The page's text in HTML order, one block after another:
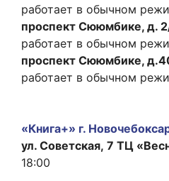
работает в обычном
проспект Сююмбике, д.
работает в обычном
проспект Сююмбике,
работает в обычном
«Книга+» г.
ул. Советская, 7 ТЦ
18:00